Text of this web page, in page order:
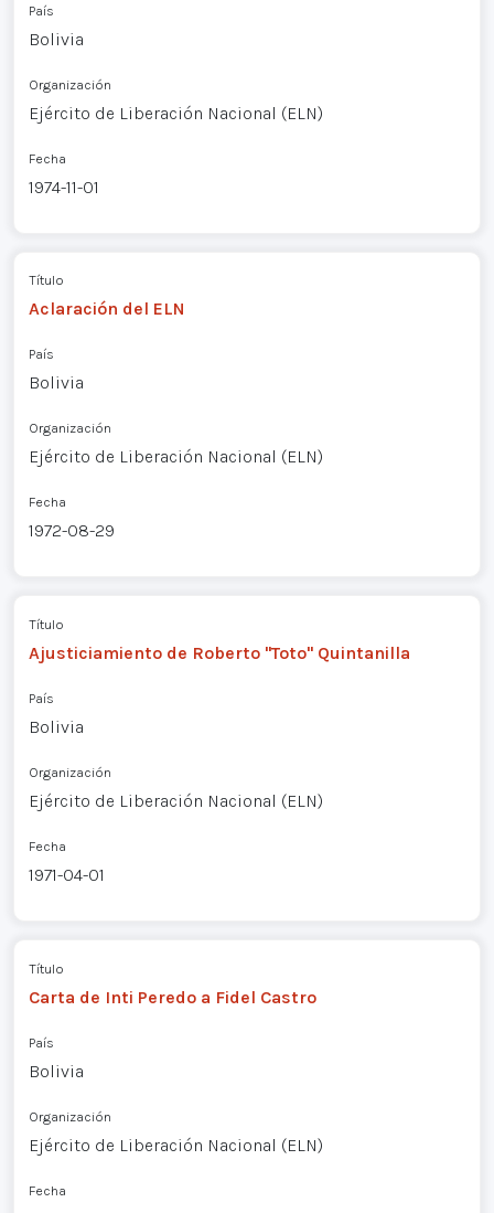
País
Bolivia
Organización
Ejército de Liberación Nacional (ELN)
Fecha
1974-11-01
Título
Aclaración del ELN
País
Bolivia
Organización
Ejército de Liberación Nacional (ELN)
Fecha
1972-08-29
Título
Ajusticiamiento de Roberto "Toto" Quintanilla
País
Bolivia
Organización
Ejército de Liberación Nacional (ELN)
Fecha
1971-04-01
Título
Carta de Inti Peredo a Fidel Castro
País
Bolivia
Organización
Ejército de Liberación Nacional (ELN)
Fecha